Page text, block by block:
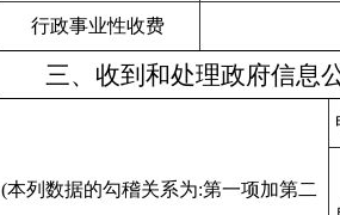
行政事业性收费
三、收到和处理政府信息
(本列数据的勾稽关系为:第一项加第二